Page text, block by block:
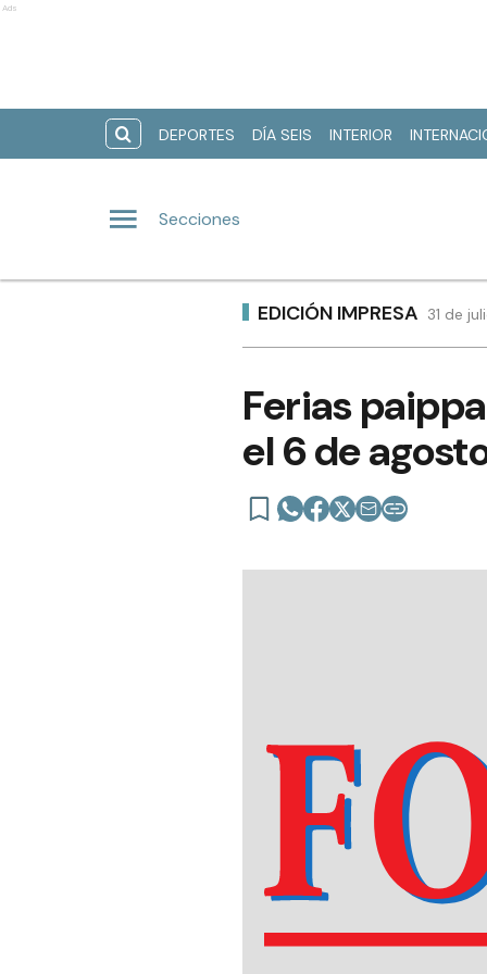
Ads
DEPORTES DÍA SEIS INTERIOR
Secciones
EDICIÓN IMPRESA 31 de
Ferias
el 6 de